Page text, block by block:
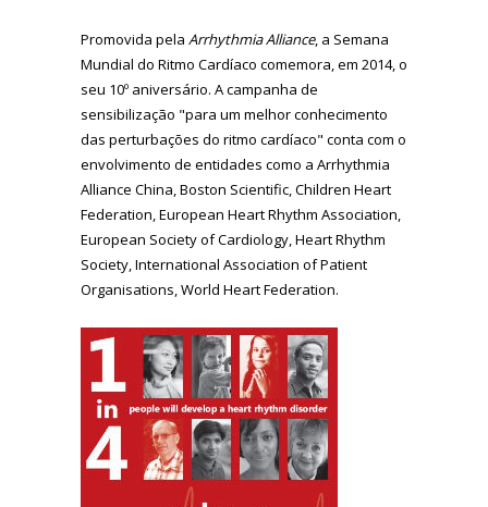
Promovida pela Arrhythmia Alliance, a Semana
Mundial do Ritmo Cardíaco comemora, em 2014, o
seu 10º aniversário. A campanha de
sensibilização "para um melhor conhecimento
das perturbações do ritmo cardíaco" conta com o
envolvimento de entidades como a Arrhythmia
Alliance China, Boston Scientific, Children Heart
Federation, European Heart Rhythm Association,
European Society of Cardiology, Heart Rhythm
Society, International Association of Patient
Organisations, World Heart Federation.